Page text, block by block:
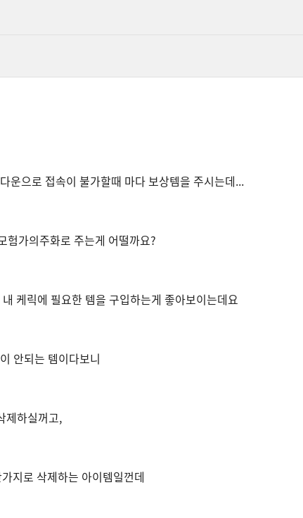
운으로 접속이 불가할때 마다 보상템을 주시는데...
험가의주화로 주는게 어떨까요?
케릭에 필요한 템을 구입하는게 좋아보이는데요
안되는 템이다보니
제하실꺼고,
지로 삭제하는 아이템일껀데